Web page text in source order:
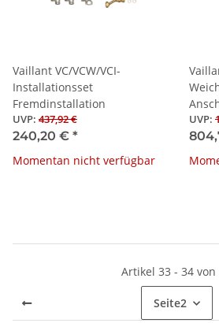
Vaillant VC/VCW/VCI-
Installationsset
Fremdinstallation
UVP: 437,92 €
240,20 € *
Momentan nicht verfügbar
UVP:
Artikel 33 - 34 von
Seite2